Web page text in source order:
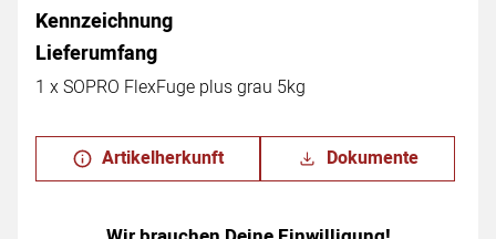
Kennzeichnung
Lieferumfang
1 x SOPRO FlexFuge plus grau 5kg
Artikelherkunft Dokumente